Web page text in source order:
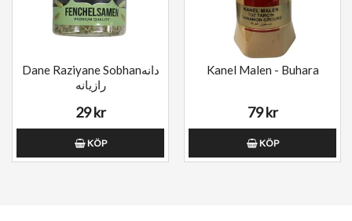
Dane Raziyane Sobhanدانه
رازیانه
29 kr
KÖP
Kanel Malen - Buhara
79 kr
KÖP